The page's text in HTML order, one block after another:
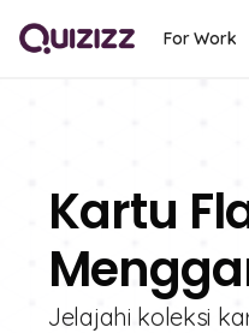
For Work
Kartu
Jelajahi koleksi